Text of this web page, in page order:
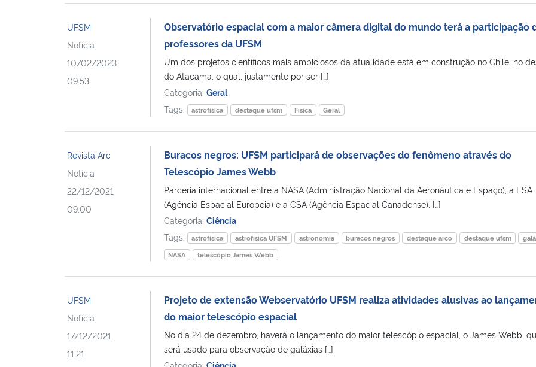
UFSM
Notícia
10/02/2023
09:53
Observatório espacial com a maior câmera digital do mundo terá a participação
professores da UFSM
Um dos projetos científicos mais ambiciosos da atualidade está em construção no Chile, no
do Atacama, o qual, justamente por ser […]
Categoria: Geral
Tags:
astrofísica destaque ufsm Física Geral
Revista Arc
Notícia
22/12/2021
09:00
Buracos negros: UFSM participará de observações do fenômeno através do
Telescópio James Webb
Parceria internacional entre a NASA (Administração Nacional da Aeronáutica e Espaço), a ESA
(Agência Espacial Europeia) e a CSA (Agência Espacial Canadense), […]
Categoria: Ciência
Tags:
astrofísica astrofísica UFSM astronomia buracos negros destaque arco destaque ufsm
NASA
telescópio James Webb
UFSM
Notícia
17/12/2021
11:21
Projeto de extensão Webservatório UFSM realiza atividades alusivas ao
do maior telescópio espacial
No dia 24 de dezembro, haverá o lançamento do maior telescópio espacial, o James Webb,
será usado para observação de galáxias […]
Categoria: Ciência